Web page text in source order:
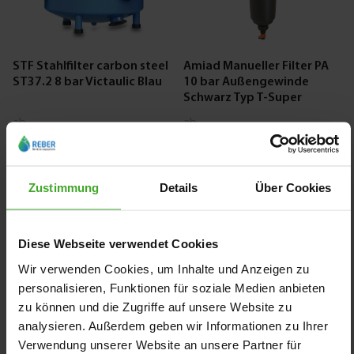
Zustimmung Details Über Cookies
Diese Webseite verwendet Cookies
Wir verwenden Cookies, um Inhalte und Anzeigen zu
personalisieren, Funktionen für soziale Medien anbieten
zu können und die Zugriffe auf unsere Website zu
analysieren. Außerdem geben wir Informationen zu Ihrer
Verwendung unserer Website an unsere Partner für
STF Stahlfilter carbon steel
ST37.2 8 bar Victaulic Blau
ab
3.781,08 €
Amiad Manueller Filter PA
10 bar Außengewinde
Schwarz Typ T-Super
ab
Amiad Manueller Filter PA
10 bar Außengewinde
Profec Filterkorb Stahl
Schlauchtülle